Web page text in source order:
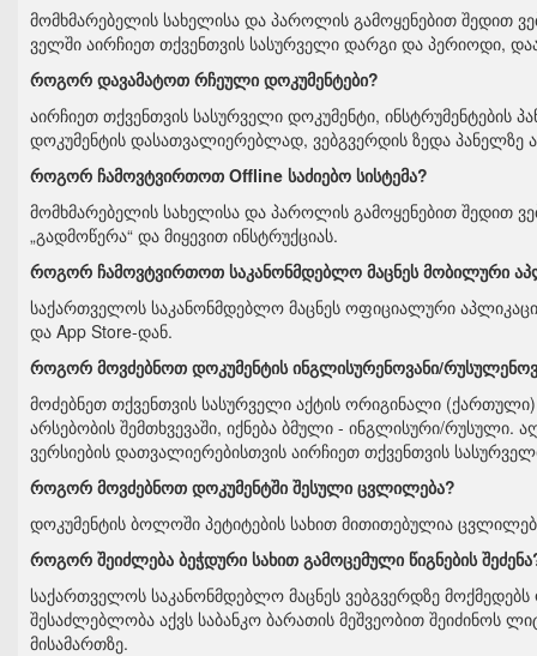
მომხმარებელის სახელისა და პაროლის გამოყენებით შედით
ველში აირჩიეთ თქვენთვის სასურველი დარგი და პერიოდი,
როგორ დავამატოთ რჩეული დოკუმენტები?
აირჩიეთ თქვენთვის სასურველი დოკუმენტი, ინსტრუმენტების
დოკუმენტის დასათვალიერებლად, ვებგვერდის ზედა პანელზე
როგორ ჩამოვტვირთოთ Offline საძიებო სისტემა?
მომხმარებელის სახელისა და პაროლის გამოყენებით შედით
„გადმოწერა“ და მიყევით ინსტრუქციას.
როგორ ჩამოვტვირთოთ საკანონმდებლო მაცნეს მობილური
საქართველოს საკანონმდებლო მაცნეს ოფიციალური
და App Store-დან.
როგორ მოვძებნოთ დოკუმენტის ინგლისურენოვანი/
მოძებნეთ თქვენთვის სასურველი აქტის ორიგინალი
არსებობის შემთხვევაში, იქნება ბმული - ინგლისური/რუსული.
ვერსიების დათვალიერებისთვის აირჩიეთ თქვენთვის
როგორ მოვძებნოთ დოკუმენტში შესული ცვლილება?
დოკუმენტის ბოლოში პეტიტების სახით მითითებულია
როგორ შეიძლება ბეჭდური სახით გამოცემული წიგნების
საქართველოს საკანონმდებლო მაცნეს ვებგვერდზე
შესაძლებლობა აქვს საბანკო ბარათის მეშვეობით შეიძინოს
მისამართზე.